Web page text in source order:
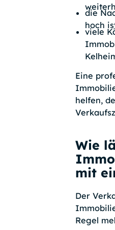
die
hoch
viele
Eine
helfen,
Wie
mit
Der
Regel